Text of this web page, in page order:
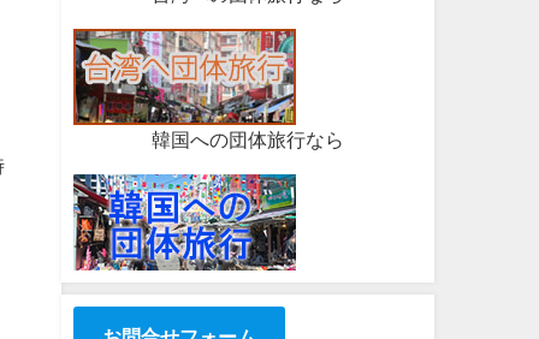
韓国への団体旅行なら